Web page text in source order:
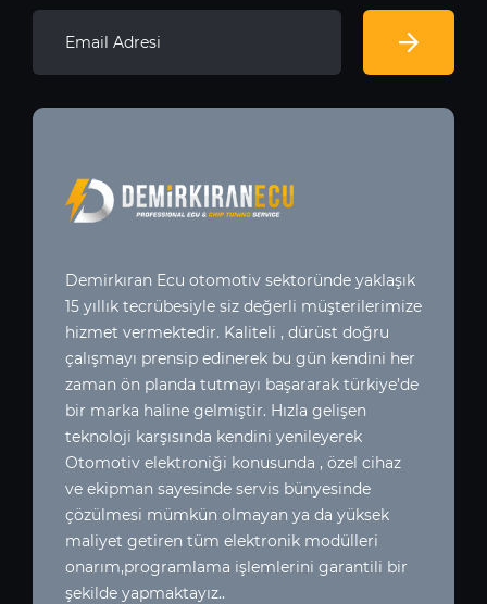
Demirkıran Ecu otomotiv sektoründe yaklaşık
15 yıllık tecrübesiyle siz değerli müşterilerimize
hizmet vermektedir. Kaliteli , dürüst doğru
çalışmayı prensip edinerek bu gün kendini her
zaman ön planda tutmayı başararak türkiye’de
bir marka haline gelmiştir. Hızla gelişen
teknoloji karşısında kendini yenileyerek
Otomotiv elektroniği konusunda , özel cihaz
ve ekipman sayesinde servis bünyesinde
çözülmesi mümkün olmayan ya da yüksek
maliyet getiren tüm elektronik modülleri
onarım,programlama işlemlerini garantili bir
şekilde yapmaktayız..